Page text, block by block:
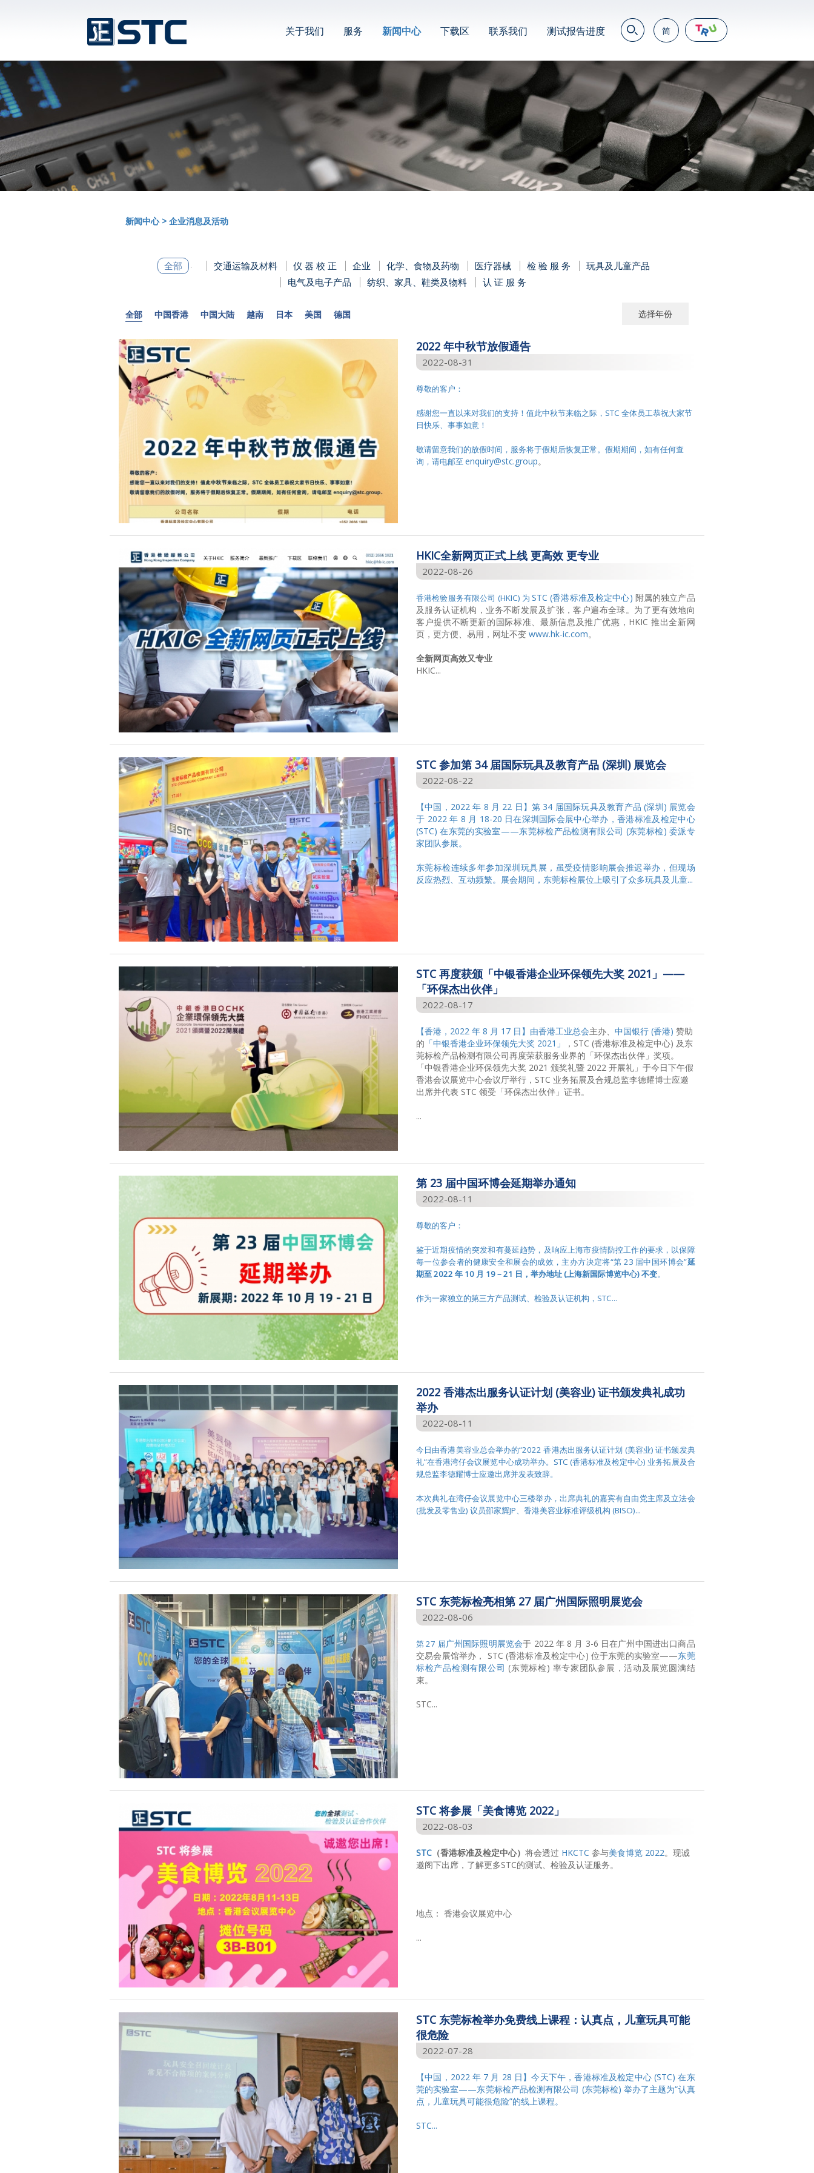
简
繁
简
JP
DE
关于我们 服务 新闻中心 下载区 联系我们 测试报告进度
新闻中心 > 企业消息及活动
全部 交通运输及材料 仪 器 校 正 企业 化学、食物及药物 医疗器械 检 验 服 务
玩具及儿童产品
电气及电子产品
纺织、家具、鞋类及物料 认 证 服 务
全部 中国香港 中国大陆 越南 日本 美国 德国
选择年份
2022
2018
2015
2014
2022 年中秋节放假通告
2022-08-31
尊敬的客户：
感谢您一直以来对我们的支持！值此中秋节来临之际，STC 全体员工恭祝大家节
日快乐、事事如意！
敬请留意我们的放假时间，服务将于假期后恢复正常。假期期间，如有任何查
询，请电邮至 enquiry@stc.group。
HKIC全新网页正式上线 更高效 更专业
2022-08-26
香港检验服务有限公司 (HKIC) 为STC (香港标准及检定中心) 附属的独立产品
及服务认证机构，业务不断发展及扩张，客户遍布全球。 为了更有效地向
客户提供不断更新的国际标准、最新信息及推广优惠，HKIC 推出全新网
页，更方便、易用，网址不变 www.hk-ic.com。
全新网页高效又专业
HKIC...
STC 参加第 34 届国际玩具及教育产品 (深圳) 展览会
2022-08-22
【中国，2022 年 8 月 22 日】第 34 届国际玩具及教育产品 (深圳) 展览会
于 2022 年 8 月 18-20 日在深圳国际会展中心举办，香港标准及检定中心
(STC) 在东莞的实验室——东莞标检产品检测有限公司 (东莞标检) 委派专
家团队参展。
东莞标检连续多年参加深圳玩具展，虽受疫情影响展会推迟举办，但现场
反应热烈、互动频繁。展会期间，东莞标检展位上吸引了众多玩具及儿童...
STC 再度获颁「中银香港企业环保领先大奖 2021」——
「环保杰出伙伴」
2022-08-17
【香港，2022 年 8 月 17 日】由香港工业总会主办、 中国银行 (香港) 赞助
的 「中银香港企业环保领先大奖 2021」
，STC (香港标准及检定中心) 及东
莞标检产品检测有限公司再度荣获服务业界的「环保杰出伙伴」奖项。
「中银香港企业环保领先大奖 2021 颁奖礼暨 2022 开展礼」于今日下午假
香港会议展览中心会议厅举行，STC 业务拓展及合规总监李德耀博士应邀
出席并代表 STC 领受「环保杰出伙伴」证书。
...
第 23 届中国环博会延期举办通知
2022-08-11
尊敬的客户：
鉴于近期疫情的突发和有蔓延趋势，及响应上海市疫情防控工作的要求，以保障
每一位参会者的健康安全和展会的成效，主办方决定将“第 23 届中国环博会”延
期至2022 年10 月 19 – 21 日，举办地址(上海新国际博览中心)不变。
作为一家独立的第三方产品测试、检验及认证机构，STC...
2022 香港杰出服务认证计划 (美容业) 证书颁发典礼成功
举办
2022-08-11
今日由香港美容业总会举办的“2022 香港杰出服务认证计划 (美容业) 证书颁发典
礼”在香港湾仔会议展览中心成功举办。STC (香港标准及检定中心) 业务拓展及合
规总监李德耀博士应邀出席并发表致辞。
本次典礼在湾仔会议展览中心三楼举办，出席典礼的嘉宾有自由党主席及立法会
(批发及零售业) 议员邵家辉JP、香港美容业标准评级机构 (BISO)...
STC 东莞标检亮相第 27 届广州国际照明展览会
2022-08-06
第 27 届广州国际照明展览会于 2022 年 8 月 3-6 日在广州中国进出口商品
交易会展馆举办， STC (香港标准及检定中心) 位于东莞的实验室——东莞
标检产品检测有限公司 (东莞标检) 率专家团队参展，活动及展览圆满结
束。
STC...
STC 将参展「美食博览 2022」
2022-08-03
STC（香港标准及检定中心） 将会透过 HKCTC 参与美食博览 2022。现诚
邀阁下出席，了解更多STC的测试、检验及认证服务。
地点： 香港会议展览中心
...
STC 东莞标检举办免费线上课程：认真点，儿童玩具可能
很危险
2022-07-28
【中国，2022 年 7 月 28 日】今天下午，香港标准及检定中心 (STC) 在东
莞的实验室——东莞标检产品检测有限公司 (东莞标检) 举办了主题为“认真
点，儿童玩具可能很危险”的线上课程。
STC...